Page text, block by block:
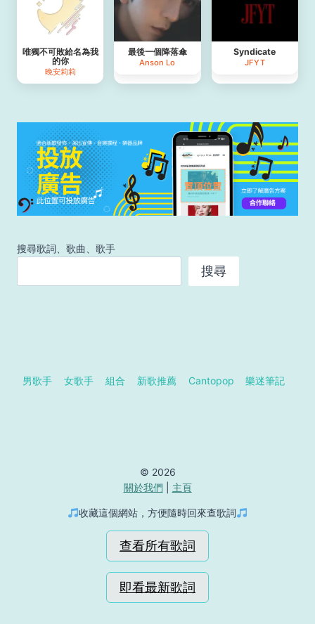
唯獨不可敗給名為我
的你
晚安莉莉
最後一個降落傘
Anson Lo
Syndicate
JFYT
搜尋歌詞、歌曲、歌手
搜尋
男歌手 女歌手 組合 新歌推薦 Cantopop 樂迷筆記
© 2026
關於我們
主頁
收藏這個網站，方便隨時回來查歌詞
查看所有歌詞
即看最新歌詞